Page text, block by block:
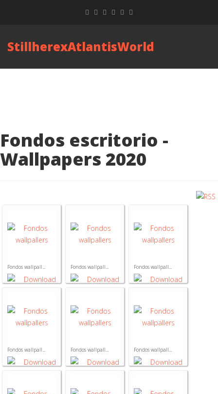
StillherexAtlantisWorld
Fondos escritorio -
Wallpapers 2020
Fondos wallpall... Fondos wallpall... Fondos wallpall...
Fondos wallpall... Fondos wallpall... Fondos wallpall...